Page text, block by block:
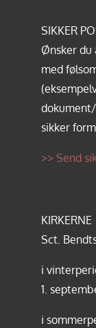
SIKKER
Ønsker du
med
sikker
>> Send
KIRKERNE
Sct.
i
1.
i